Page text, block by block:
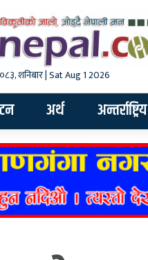
शनिबार | Sat Aug 1 2026
अर्थ अन्तर्राष्ट्रिय